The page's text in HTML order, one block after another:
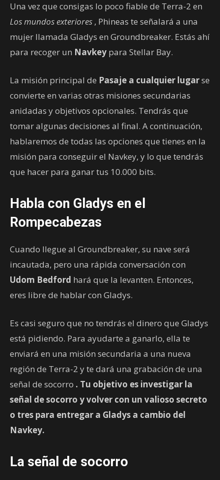
Una vez que consigas lo poco fiable de Terra-2 en
Los mundos exteriores , Phineas te señalará a una
mujer llamada Gladys en Groundbreaker. Estás ahí
para recoger un Navkey para Stellar Bay.
La misión principal de Pasaje a cualquier lugarse
convierte en varias otras misiones secundarias
anidadas y objetivos opcionales. Tendrás que
tomar algunas decisiones al final. A continuación,
hablaremos de todas las opciones que tienes en la
misión para conseguir el Navkey, y lo que tendrás
que hacer para ganar tus 10.000 bits.
Habla con Gladys en el
Rompecabezas
Cuando llegue al Groundbreaker, su nave será
incautada, pero una rápida conversación con
Udom Bedford hará que la levanten. Entonces,
eres libre de hablar con Gladys.
Es casi seguro que no tendrás el dinero que Gladys
está pidiendo. Para ayudarte a ganarlo, ella te
enviará en una misión secundaria a una nueva
región de Terra-2 y te dará una grabación de una
señal de socorro . Tu objetivo es investigar la
señal de socorro y volver con un valioso secreto
o tres para entregar a Gladys a cambio del
Navkey.
La señal de socorro